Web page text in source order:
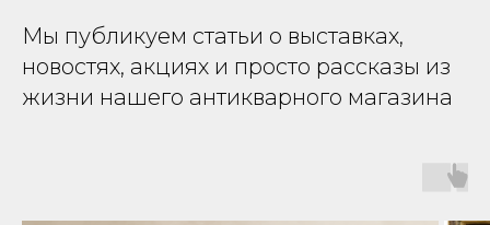
Мы публикуем статьи о выставках,
новостях, акциях и просто рассказы из
жизни нашего антикварного магазина